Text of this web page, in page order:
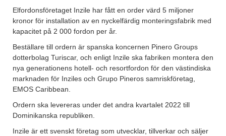
Elfordonsföretaget Inzile har fått en order värd 5 miljoner
kronor för installation av en nyckelfärdig monteringsfabrik med
kapacitet på 2 000 fordon per år.
Beställare till ordern är spanska koncernen Pinero Groups
dotterbolag Turiscar, och enligt Inzile ska fabriken montera den
nya generationens hotell- och resortfordon för den västindiska
marknaden för Inziles och Grupo Pineros samriskföretag,
EMOS Caribbean.
Ordern ska levereras under det andra kvartalet 2022 till
Dominikanska republiken.
Inzile är ett svenskt företag som utvecklar, tillverkar och säljer